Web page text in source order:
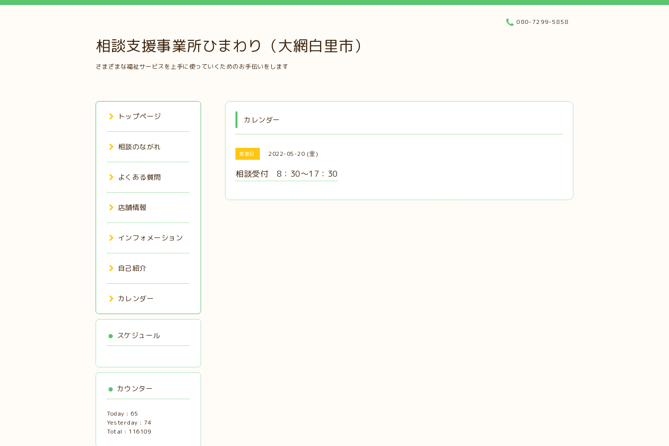
相談支援事業所ひまわり（大網白里市）
さまざまな福祉サービスを上手に使っていくためのお手伝いをします
080-7299-5858
カレンダー
営業日 2022-05-20 (金)
相談受付 8：30～17：30
トップページ
相談のながれ
よくある質問
店舗情報
インフォメーション
自己紹介
カレンダー
スケジュール
カウンター
Today : 65
Yesterday : 74
Total : 116109